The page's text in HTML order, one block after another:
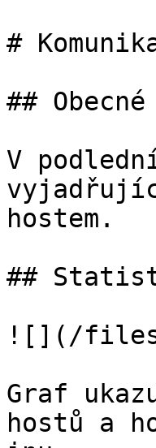
#
## Obecné
V
hostem.
##
![](/files/-
Graf
hostů a